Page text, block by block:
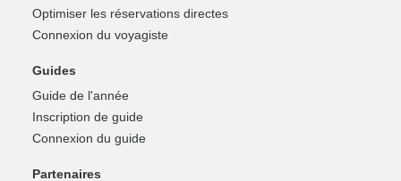
Optimiser les réservations directes
Connexion du voyagiste
Guides
Guide de l'année
Inscription de guide
Connexion du guide
Partenaires